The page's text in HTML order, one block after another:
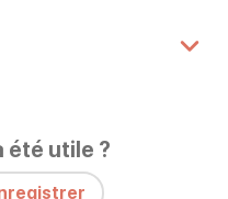
été utile ?